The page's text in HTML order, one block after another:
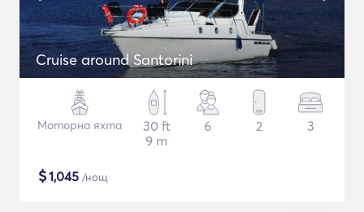
Cruise around Santorini
Моторна яхта
30 ft
9 m
6 2 3
$1,045 /нощ